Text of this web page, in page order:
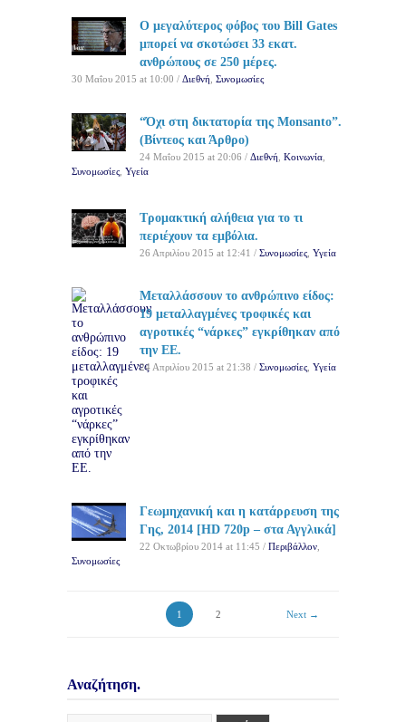
Ο μεγαλύτερος φόβος του Bill Gates
μπορεί να σκοτώσει 33 εκατ.
ανθρώπους σε 250 μέρες.
30 Μαΐου 2015 at 10:00 / Διεθνή Συνομωσίες
“Όχι στη δικτατορία της Monsanto”.
(Βίντεος και Άρθρο)
24 Μαΐου 2015 at 20:06 / Διεθνή Κοινωνία
Συνομωσίες Υγεία
Τρομακτική αλήθεια για το τι
περιέχουν τα εμβόλια.
26 Απριλίου 2015 at 12:41 / Συνομωσίες Υγεία
Μεταλλάσσουν το ανθρώπινο είδος:
19 μεταλλαγμένες τροφικές και
αγροτικές “νάρκες” εγκρίθηκαν από
την ΕΕ.
24 Απριλίου 2015 at 21:38 / Συνομωσίες Υγεία
Γεωμηχανική και η κατάρρευση της
Γης, 2014 [HD 720p – στα Αγγλικά]
22 Οκτωβρίου 2014 at 11:45 / Περιβάλλον
Συνομωσίες
1 2 Next →
Αναζήτηση.